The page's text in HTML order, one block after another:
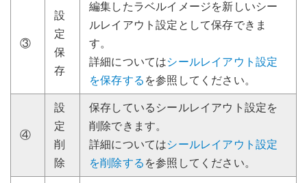
③
設
定
保
存
編集したラベルイメージを新しいシー
ルレイアウト設定として保存できま
す。
詳細についてはシールレイアウト設定
を保存する を参照してください。
④
設
定
削
除
保存しているシールレイアウト設定を
削除できます。
詳細についてはシールレイアウト設定
を削除する を参照してください。